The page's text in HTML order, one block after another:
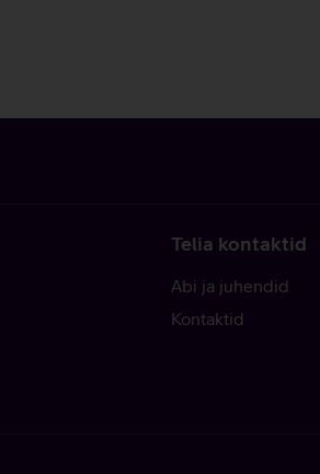
Telia kontaktid
Abi ja juhendid
Kontaktid